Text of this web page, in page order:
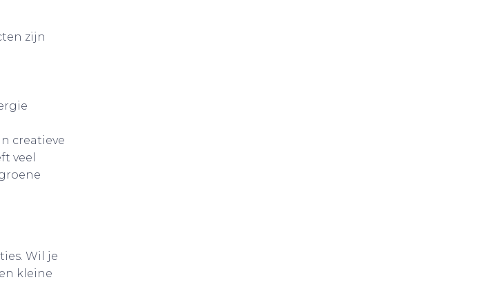
zijn
creatieve
veel
Wil je
kleine